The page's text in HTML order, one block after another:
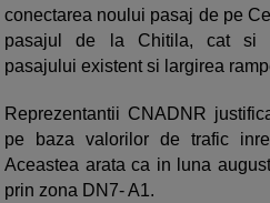
conectarea noului pasaj de pe
pasajul de la Chitila, cat si
pasajului existent si largirea
Reprezentantii CNADNR
pe baza valorilor de trafic
Aceastea arata ca in luna
prin zona DN7- A1.